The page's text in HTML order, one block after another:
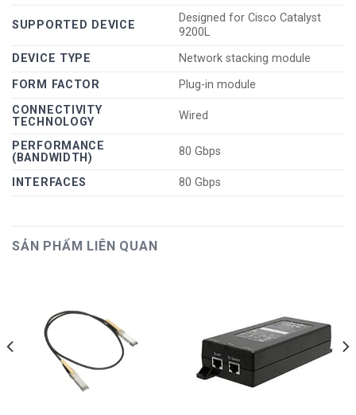
SUPPORTED DEVICE
Designed for Cisco Catalyst
9200L
DEVICE TYPE
Network stacking module
FORM FACTOR
Plug-in module
CONNECTIVITY
TECHNOLOGY
Wired
PERFORMANCE
(BANDWIDTH)
80 Gbps
INTERFACES 80 Gbps
SẢN PHẨM LIÊN QUAN